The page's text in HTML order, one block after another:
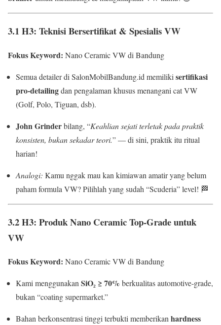
3.1 H3: Teknisi Bersertifikat & Spesialis VW
Fokus Keyword: Nano Ceramic VW di Bandung
Semua detailer di SalonMobilBandung.id memiliki sertifikasi
pro-detailingdan pengalaman khusus menangani cat VW
(Golf, Polo, Tiguan, dsb).
John Grinderbilang, “Keahlian sejati terletak pada praktik
konsisten, bukan sekadar teori.” — di sini, praktik itu ritual
harian!
Analogi: Kamu nggak mau kan kimiawan amatir yang belum
paham formula VW? Pilihlah yang sudah “Scuderia” level! 🏁
3.2 H3: Produk Nano Ceramic Top-Grade untuk
VW
Fokus Keyword: Nano Ceramic VW di Bandung
Kami menggunakanSiO₂ ≥ 70% berkualitas automotive-grade,
bukan “coating supermarket.”
Bahan berkonsentrasi tinggi terbukti memberikanhardness